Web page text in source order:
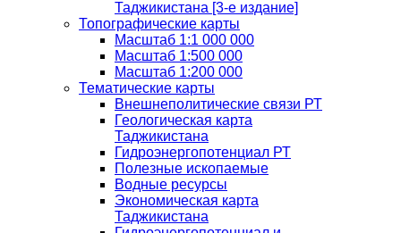
Таджикистана [3-е издание]
Топографические карты
Масштаб 1:1 000 000
Масштаб 1:500 000
Масштаб 1:200 000
Тематические карты
Внешнеполитические связи РТ
Геологическая карта
Таджикистана
Гидроэнергопотенциал РТ
Полезные ископаемые
Водные ресурсы
Экономическая карта
Таджикистана